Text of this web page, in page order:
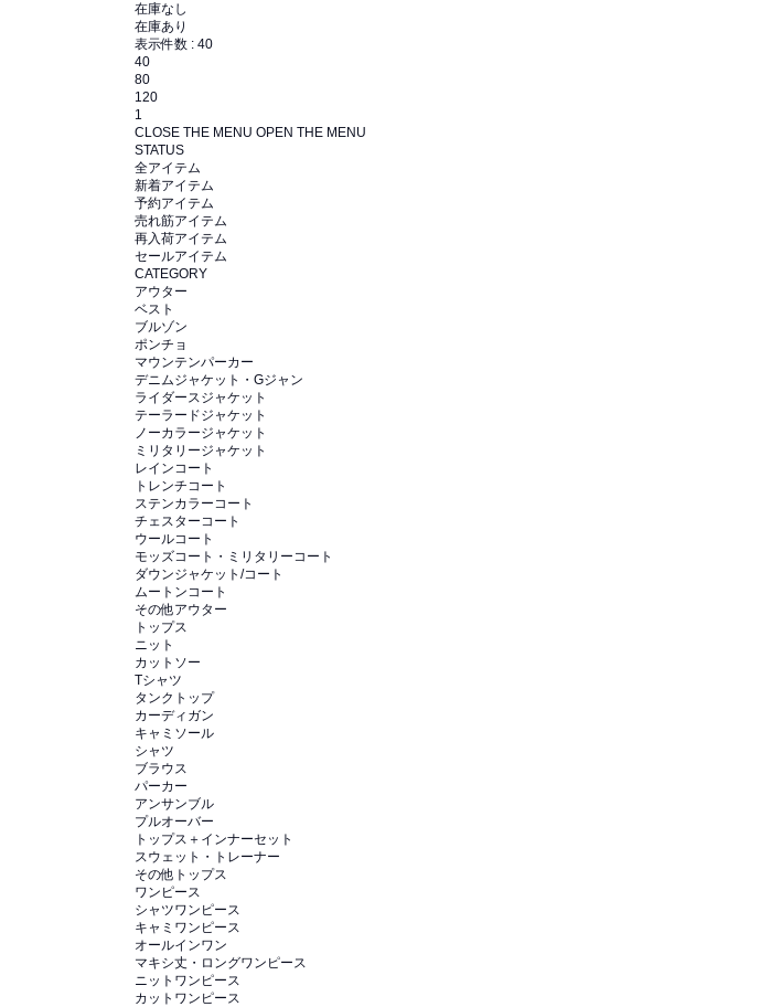
在庫なし
在庫あり
表示件数 : 40
40
80
120
1
CLOSE THE MENU OPEN THE MENU
STATUS
全アイテム
新着アイテム
予約アイテム
売れ筋アイテム
再入荷アイテム
セールアイテム
CATEGORY
アウター
ベスト
ブルゾン
ポンチョ
マウンテンパーカー
デニムジャケット・Gジャン
ライダースジャケット
テーラードジャケット
ノーカラージャケット
ミリタリージャケット
レインコート
トレンチコート
ステンカラーコート
チェスターコート
ウールコート
モッズコート・ミリタリーコート
ダウンジャケット/コート
ムートンコート
その他アウター
トップス
ニット
カットソー
Tシャツ
タンクトップ
カーディガン
キャミソール
シャツ
ブラウス
パーカー
アンサンブル
プルオーバー
トップス＋インナーセット
スウェット・トレーナー
その他トップス
ワンピース
シャツワンピース
キャミワンピース
オールインワン
マキシ丈・ロングワンピース
ニットワンピース
カットワンピース